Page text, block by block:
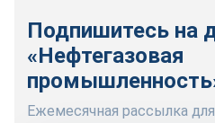
Подпишитесь на
«Нефтегазовая
Ежемесячная рассылка